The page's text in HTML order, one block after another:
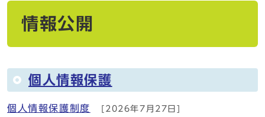
情報公開
個人情報保護
個人情報保護制度 [2026年7月27日]